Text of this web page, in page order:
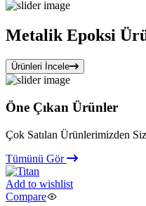
Metalik Epoksi
Ürünleri İncele
Öne Çıkan Ürünler
Çok Satılan Ürünlerimizden
Tümünü Gör
Add to wishlist
Compare